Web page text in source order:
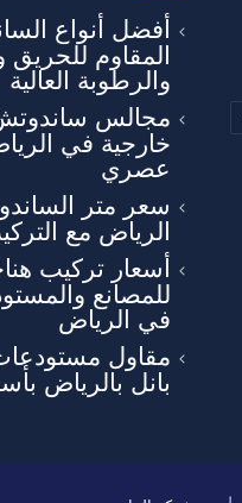
أفضل أنواع
المقاوم
والرطوبة العالية
مجالس
خارجية في
عصري
سعر متر
الرياض مع
أسعار تركيب
للمصانع
في الرياض
مقاول
بانل بالرياض